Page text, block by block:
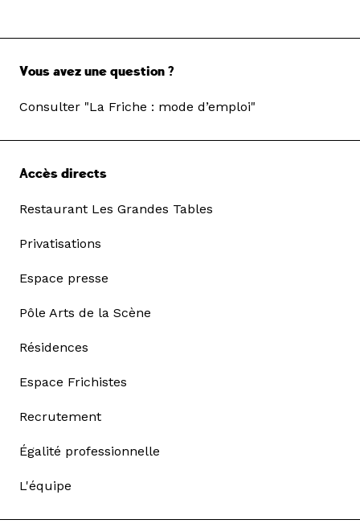
Vous avez une question ?
Consulter "La Friche : mode d’emploi"
Accès directs
Restaurant Les Grandes Tables
Privatisations
Espace presse
Pôle Arts de la Scène
Résidences
Espace Frichistes
Recrutement
Égalité professionnelle
L'équipe